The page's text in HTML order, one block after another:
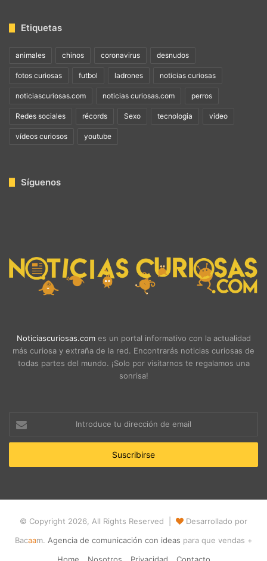
Etiquetas
animales chinos coronavirus desnudos
fotos curiosas futbol ladrones noticias curiosas
noticiascuriosas.com noticias curiosas.com perros
Redes sociales récords Sexo tecnologia video
vídeos curiosos youtube
Síguenos
Noticiascuriosas.comes un portal informativo con la actualidad
más curiosa y extraña de la red. Encontrarás noticias curiosas de
todas partes del mundo. ¡Solo por visitarnos te regalamos una
sonrisa!
dirección
email
© Copyright 2026, All Rights Reserved |
Desarrollado por
Bacaam. Agencia de comunicación con ideas para que vendas +